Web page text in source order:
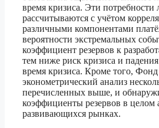
время кризиса. Эти потребности
рассчитываются с учётом
различными компонентами
вероятности экстремальных
коэффициент резервов к
тем ниже риск кризиса и
время кризиса. Кроме того,
эконометрический анализ
перечисленных выше, и
коэффициенты резервов в целом
развивающихся рынках.